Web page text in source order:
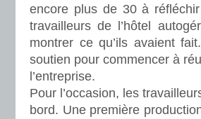
encore plus de 30 à
travailleurs de l’hôtel
montrer ce qu’ils avaient
soutien pour commencer à
l’entreprise.
Pour l’occasion, les
bord. Une première